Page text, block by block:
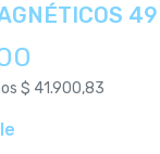
$ 41.900,83